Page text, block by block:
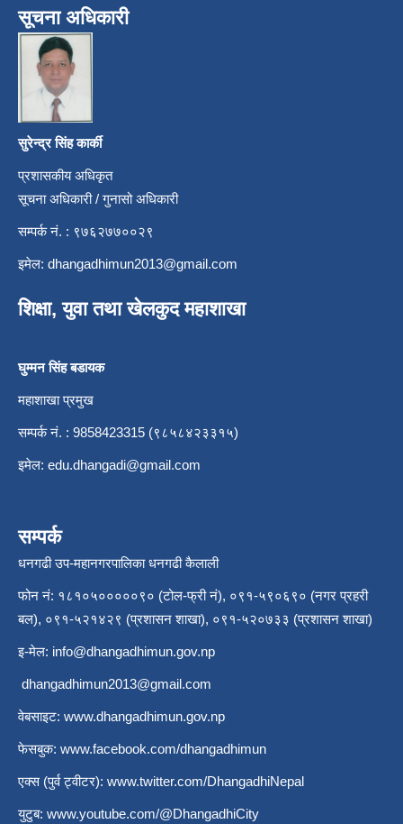
सूचना अधिकारी
सुरेन्द्र सिंह कार्की
प्रशासकीय अधिकृत
सूचना अधिकारी / गुनासो अधिकारी
सम्पर्क नं. : ९७६२७७००२९
इमेल: dhangadhimun2013@gmail.com
शिक्षा, युवा तथा खेलकुद महाशाखा
घुम्मन सिंह बडायक
महाशाखा प्रमुख
सम्पर्क नं. : 9858423315 (९८५८४२३३१५)
इमेल: edu.dhangadi@gmail.com
सम्पर्क
धनगढी उप-महानगरपालिका धनगढी कैलाली
फोन नं: १८१०५०००००९० (टोल-फ्री नं), ०९१-५९०६९० (नगर प्रहरी
बल), ०९१-५२१४२९ (प्रशासन शाखा), ०९१-५२०७३३ (प्रशासन शाखा)
इ-मेल: info@dhangadhimun.gov.np
dhangadhimun2013@gmail.com
वेबसाइट: www.dhangadhimun.gov.np
फेसबुक: www.facebook.com/dhangadhimun
एक्स (पुर्व ट्वीटर): www.twitter.com/DhangadhiNepal
युटुब: www.youtube.com/@DhangadhiCity